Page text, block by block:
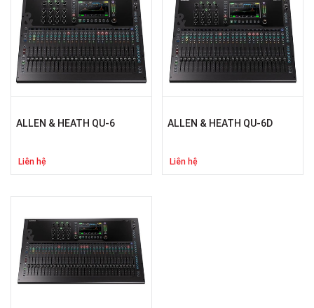
ALLEN & HEATH QU-6
Liên hệ
ALLEN & HEATH QU-6D
Liên hệ